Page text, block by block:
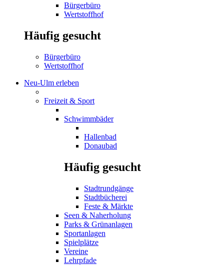
Bürgerbüro
Wertstoffhof
Häufig gesucht
Bürgerbüro
Wertstoffhof
Neu-Ulm erleben
Freizeit & Sport
Schwimmbäder
Hallenbad
Donaubad
Häufig gesucht
Stadtrundgänge
Stadtbücherei
Feste & Märkte
Seen & Naherholung
Parks & Grünanlagen
Sportanlagen
Spielplätze
Vereine
Lehrpfade